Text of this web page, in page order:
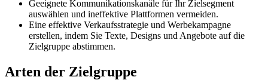
Geeignete Kommunikationskanäle für Ihr Zielsegment
auswählen und ineffektive Plattformen vermeiden.
Eine effektive Verkaufsstrategie und Werbekampagne
erstellen, indem Sie Texte, Designs und Angebote auf die
Zielgruppe abstimmen.
Arten der Zielgruppe